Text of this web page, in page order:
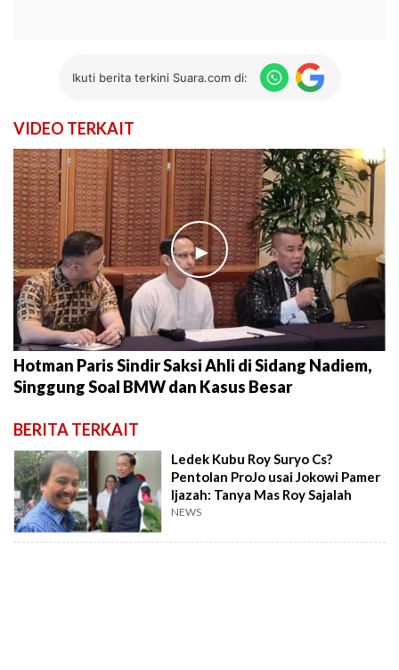
Ikuti berita terkini Suara.com di:
VIDEO TERKAIT
►
Hotman Paris Sindir Saksi Ahli di Sidang Nadiem,
Singgung Soal BMW dan Kasus Besar
BERITA TERKAIT
Ledek Kubu Roy Suryo Cs?
Pentolan ProJo usai Jokowi Pamer
Ijazah: Tanya Mas Roy Sajalah
NEWS